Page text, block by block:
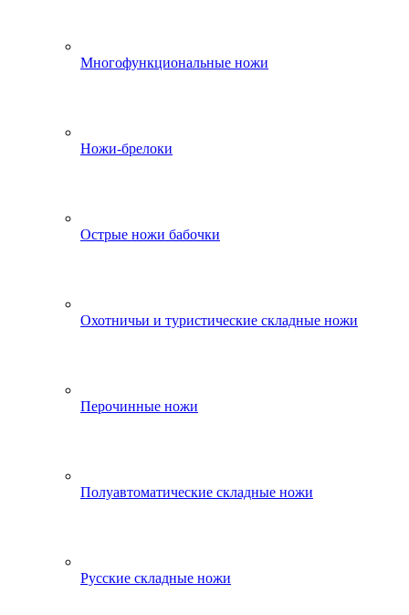
Многофункциональные ножи
Ножи-брелоки
Острые ножи бабочки
Охотничьи и туристические складные ножи
Перочинные ножи
Полуавтоматические складные ножи
Русские складные ножи